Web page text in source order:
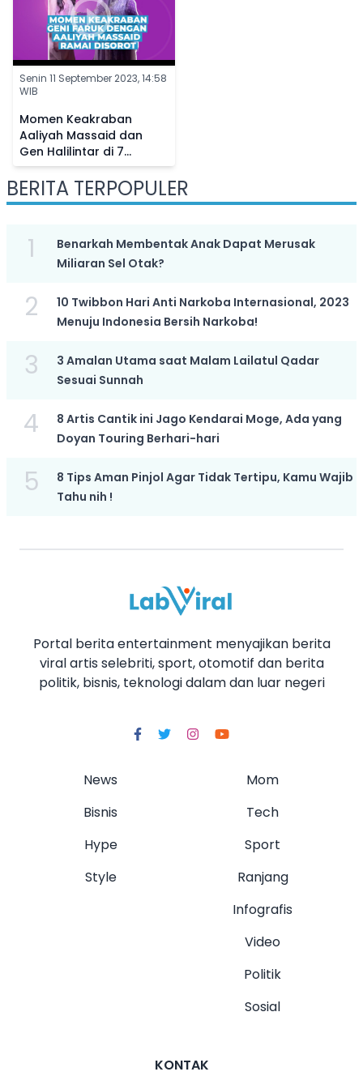
Senin 11 September 2023, 14:58
WIB
Momen Keakraban
Aaliyah Massaid dan
Gen Halilintar di 7
Bulanan Aurel
Hermansyah, Netizen
Bandingkan Sikapnya ke
BERITA TERPOPULER
1
Benarkah Membentak Anak Dapat Merusak
Miliaran Sel Otak?
2
10 Twibbon Hari Anti Narkoba Internasional, 2023
Menuju Indonesia Bersih Narkoba!
3
3 Amalan Utama saat Malam Lailatul Qadar
Sesuai Sunnah
4
8 Artis Cantik ini Jago Kendarai Moge, Ada yang
Doyan Touring Berhari-hari
5
8 Tips Aman Pinjol Agar Tidak Tertipu, Kamu Wajib
Tahu nih !
Portal berita entertainment menyajikan berita
viral artis selebriti, sport, otomotif dan berita
politik, bisnis, teknologi dalam dan luar negeri
News
Bisnis
Hype
Style
Mom
Tech
Sport
Ranjang
Infografis
Video
Politik
Sosial
KONTAK